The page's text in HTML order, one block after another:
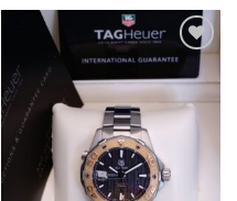
Add to
Wishlist